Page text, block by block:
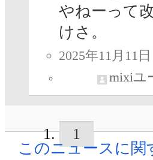
やねーって
けさ。
2025年11月11
mixiユ
1
このニュースに関